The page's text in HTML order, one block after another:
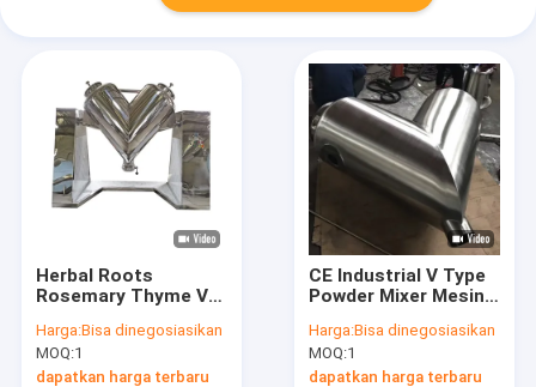
Herbal Roots
Rosemary Thyme V
Blender Di Industri
Farmasi
Harga:Bisa dinegosiasikan
MOQ:1
dapatkan harga terbaru
CE Industrial V Type
Powder Mixer Mesin
Food Grade
Harga:Bisa dinegosiasikan
MOQ:1
dapatkan harga terbaru